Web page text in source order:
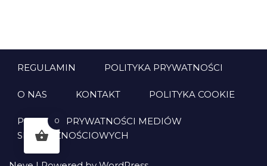
REGULAMIN POLITYKA PRYWATNOŚCI
O NAS KONTAKT POLITYKA COOKIE
POLITYKA PRYWATNOŚCI MEDIÓW
SPOŁECZNOŚCIOWYCH
0